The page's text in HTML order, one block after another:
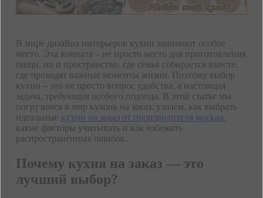
В мире дизайна интерьеров кухни занимают особое
место. Эта комната – не просто место для приготовления
пищи, но и пространство, где семья собирается вместе,
где проходят важные моменты жизни. Поэтому выбор
кухни – это не просто вопрос удобства, а настоящая
задача, требующая особого подхода. В этой статье мы
погрузимся в мир кухонь на заказ: узнаем, как выбрать
идеальные кухни на заказ от производителя москва,
какие факторы учитывать и как избежать
распространённых ошибок.
Почему кухня на заказ — это
лучший выбор?